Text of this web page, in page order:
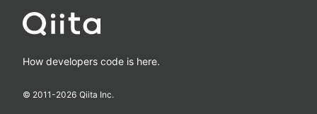
How developers code is here.
© 2011-2026 Qiita Inc.